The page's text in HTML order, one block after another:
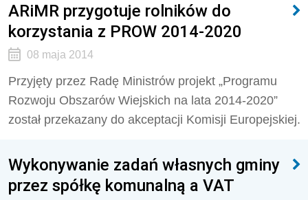
ARiMR przygotuje rolników do
korzystania z PROW 2014-2020
08 maja 2014
Przyjęty przez Radę Ministrów projekt „Programu
Rozwoju Obszarów Wiejskich na lata 2014-2020”
został przekazany do akceptacji Komisji Europejskiej.
Wykonywanie zadań własnych gminy
przez spółkę komunalną a VAT